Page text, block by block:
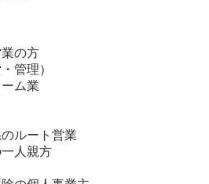
の方
管理）
ム業
ルート営業
人親方